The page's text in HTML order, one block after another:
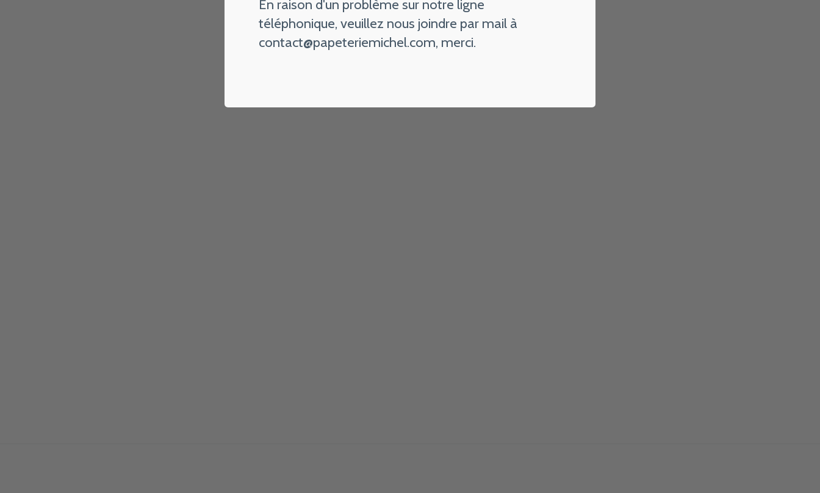
En raison d'un problème sur notre ligne
téléphonique, veuillez nous joindre par mail à
contact@papeteriemichel.com, merci.